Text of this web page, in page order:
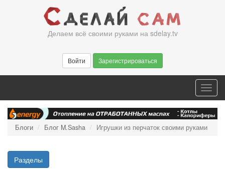
Делаем всё своими руками на sdelay.tv
Войти Зарегистрироваться
Блоги Блог M.Sasha Игрушки из перчаток своими руками
Разделы